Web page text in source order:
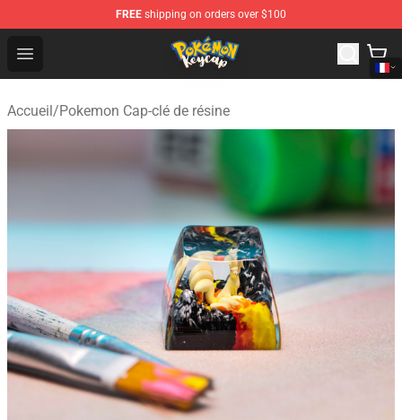
FREE shipping on orders over $100
Open menu
Pokemon Keycap Shop - The Best Store of Pokemon
Accueil/Pokemon Cap-clé de résine